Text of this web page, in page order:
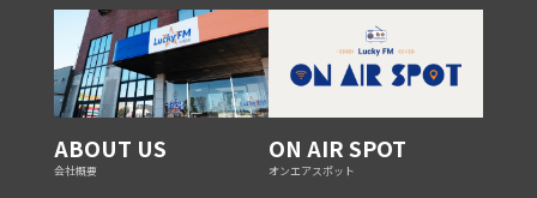
ABOUT US
会社概要
ON AIR SPOT
オンエアスポット